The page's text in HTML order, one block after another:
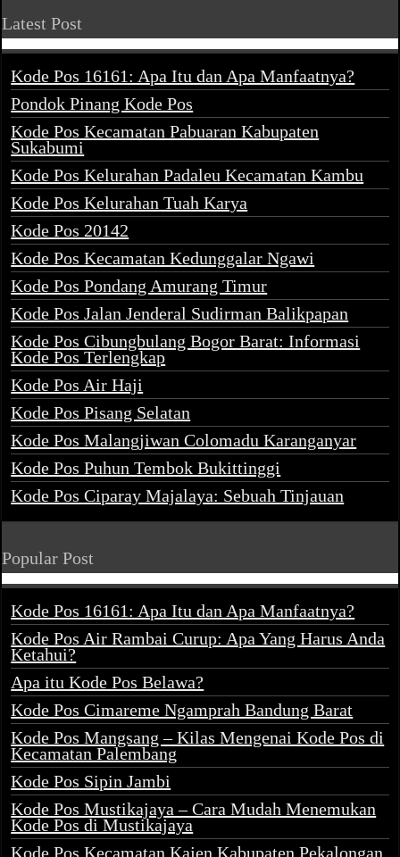
Latest Post
Kode Pos 16161: Apa Itu dan Apa Manfaatnya?
Pondok Pinang Kode Pos
Kode Pos Kecamatan Pabuaran Kabupaten
Sukabumi
Kode Pos Kelurahan Padaleu Kecamatan Kambu
Kode Pos Kelurahan Tuah Karya
Kode Pos 20142
Kode Pos Kecamatan Kedunggalar Ngawi
Kode Pos Pondang Amurang Timur
Kode Pos Jalan Jenderal Sudirman Balikpapan
Kode Pos Cibungbulang Bogor Barat: Informasi
Kode Pos Terlengkap
Kode Pos Air Haji
Kode Pos Pisang Selatan
Kode Pos Malangjiwan Colomadu Karanganyar
Kode Pos Puhun Tembok Bukittinggi
Kode Pos Ciparay Majalaya: Sebuah Tinjauan
Popular Post
Kode Pos 16161: Apa Itu dan Apa Manfaatnya?
Kode Pos Air Rambai Curup: Apa Yang Harus Anda
Ketahui?
Apa itu Kode Pos Belawa?
Kode Pos Cimareme Ngamprah Bandung Barat
Kode Pos Mangsang – Kilas Mengenai Kode Pos di
Kecamatan Palembang
Kode Pos Sipin Jambi
Kode Pos Mustikajaya – Cara Mudah Menemukan
Kode Pos di Mustikajaya
Kode Pos Kecamatan Kajen Kabupaten Pekalongan